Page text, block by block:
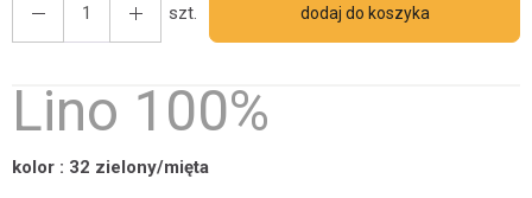
szt. dodaj do koszyka
Lino 100%
kolor : 32 zielony/mięta